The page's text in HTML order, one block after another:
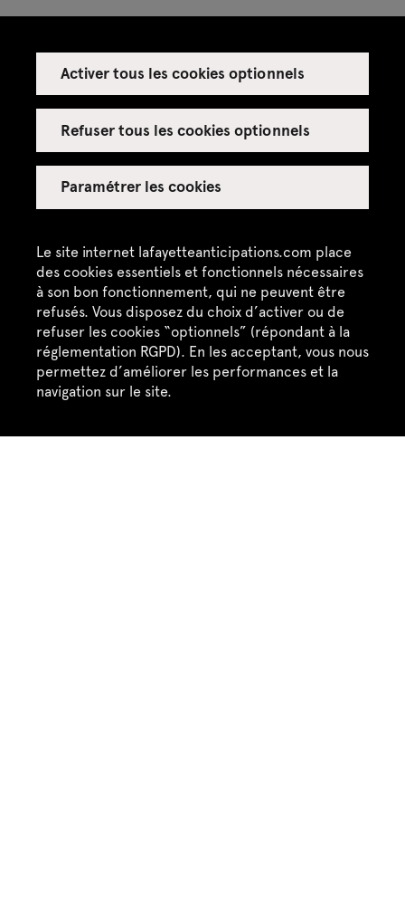
Le site internet lafayetteanticipations.com place
des cookies essentiels et fonctionnels nécessaires
à son bon fonctionnement, qui ne peuvent être
refusés. Vous disposez du choix d’activer ou de
refuser les cookies “optionnels” (répondant à la
réglementation RGPD). En les acceptant, vous nous
permettez d’améliorer les performances et la
navigation sur le site.
Activer tous les cookies optionnels
Refuser tous les cookies optionnels
Paramétrer les cookies
Contactez-nous
Lafayette Anticipations – Fondation Galeries
9, rue du Plâtre F-75004 Paris
+33 (0)1 42 82 89 98
Contact
Suivez-nous